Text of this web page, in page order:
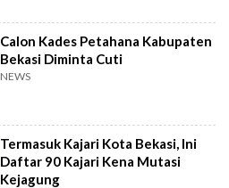
Calon Kades Petahana Kabupaten
Bekasi Diminta Cuti
NEWS
Termasuk Kajari Kota Bekasi, Ini
Daftar 90 Kajari Kena Mutasi
Kejagung